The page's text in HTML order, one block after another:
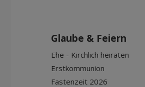
Glaube & Feiern
Ehe - Kirchlich heiraten
Erstkommunion
Fastenzeit 2026